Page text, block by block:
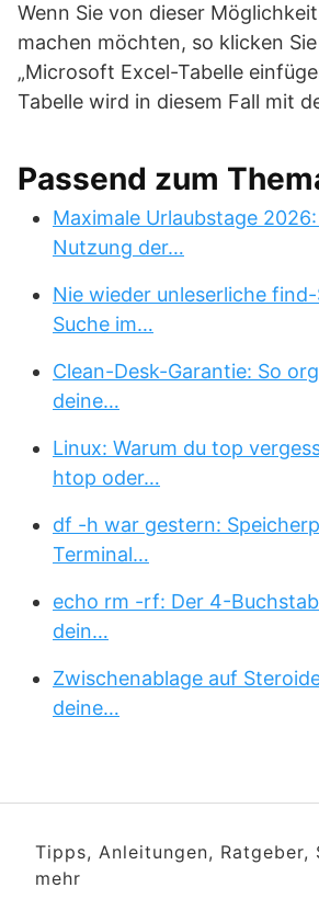
Wenn Sie von dieser
machen möchten, so klicken
„Microsoft Excel-Tabelle
Tabelle wird in diesem Fall mit
Passend zum
Maximale Urlaubstage
Nutzung der…
Nie wieder unleserliche
Suche im…
Clean-Desk-Garantie: So
deine…
Linux: Warum du top
htop oder…
df -h war gestern:
Terminal…
echo rm -rf: Der 4-
dein…
Zwischenablage auf
deine…
Tipps, Anleitungen, Ratgeber,
mehr